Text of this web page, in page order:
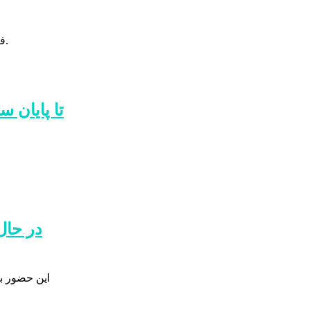
فیروز اسماعیلی نژاد مدیر مسئول اقتصاد سرآمد این بار این لوح را از دستان سعید رسولی مدیرعامل سازمان بنادر و دریانوردی دریافت کرد.
در
این حضور